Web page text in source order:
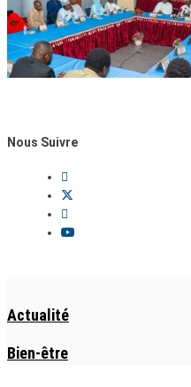
Nous Suivre
Actualité
Bien-être